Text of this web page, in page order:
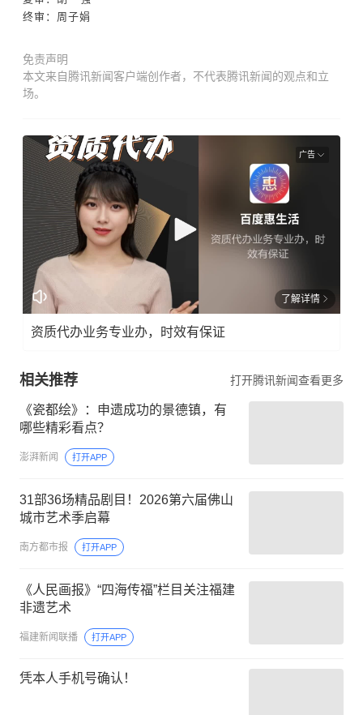
终审：周子娟
免责声明
本文来自腾讯新闻客户端创作者，不代表腾讯新闻的观点和立
场。
广告
了解详情
资质代办业务专业办，时效有保证
相关推荐 打开腾讯新闻查看更多
《瓷都绘》：申遗成功的景德镇，有
哪些精彩看点？
澎湃新闻 打开APP
31部36场精品剧目！2026第六届佛山
城市艺术季启幕
南方都市报 打开APP
《人民画报》“四海传福”栏目关注福建
非遗艺术
福建新闻联播 打开APP
凭本人手机号确认！